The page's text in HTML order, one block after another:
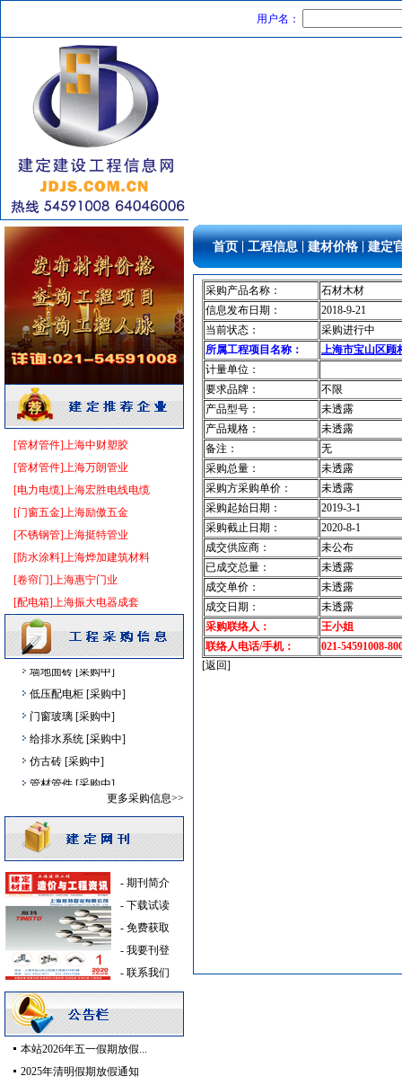
用户名：
[管材管件]上海中财塑胶
[管材管件]上海万朗管业
[电力电缆]上海宏胜电线电缆
[门窗五金]上海励傲五金
[不锈钢管]上海挺特管业
[防水涂料]上海烨加建筑材料
[卷帘门]上海惠宁门业
[配电箱]上海振大电器成套
油漆涂料 [采购中]
水泵房 [采购中]
水泵 [采购中]
石英灯 [采购中]
水泵 [采购中]
石材木材 [采购中]
油漆涂料 [采购中]
外墙装饰 [采购中]
室内给排水
仿古砖 [采购中]
装饰石材
商品混凝土 [采购中]
消防工程 [采购中]
仪器仪表 [采购中]
仪器仪表
消防设施
仪器仪表 [采购中]
卫浴洁具 [采购中]
陶瓷制品 [采购中]
通风设备 [采购中]
油漆涂料 [采购中]
给排水管件 [采购中]
吸顶灯 [采购中]
防水防腐 [采购中]
石材木材
消防水泵接合器 [采购中]
低压配电柜 [采购中]
门窗玻璃 [采购中]
给排水系统 [采购中]
仿古砖 [采购中]
管材管件 [采购中]
火灾自动报警系统 [采购中]
供水设备
仿古砖
[采购中]
墙地面砖 [采购中]
消防设施 [采购中]
滤毒式排风 [采购中]
吸顶灯 [采购中]
景观绿化 [采购中]
空调设备
防水防腐
[采购中]
消防火警 [采购中]
成品楼梯 [采购中]
更多采购信息>>
- 期刊简介
- 下载试读
- 免费获取
- 我要刊登
- 联系我们
本站2026年五一假期放假...
2025年清明假期放假通知
首页 工程信息 建材价格 建定
采购产品名称：
石材木材
信息发布日期：
2018-9-21
当前状态：
采购进行中
所属工程项目名称：
上海市宝山区顾
计量单位：
要求品牌：
不限
产品型号：
未透露
产品规格：
未透露
备注：
无
采购总量：
未透露
采购方采购单价：
未透露
采购起始日期：
2019-3-1
采购截止日期：
2020-8-1
成交供应商：
未公布
已成交总量：
未透露
成交单价：
未透露
成交日期：
未透露
采购联络人：
王小姐
联络人电话/手机：
021-54591008-
[返回]